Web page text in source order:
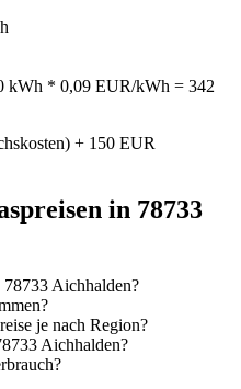
kWh * 0,09 EUR/kWh = 342
+ 150 EUR
in 78733
78733 Aichhalden?
je nach Region?
Aichhalden?